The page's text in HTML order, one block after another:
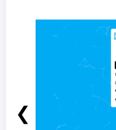
❮